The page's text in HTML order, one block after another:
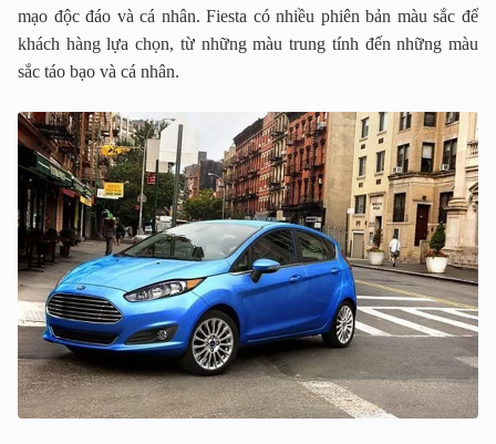
mạo độc đáo và cá nhân. Fiesta có nhiều phiên bản màu sắc để
khách hàng lựa chọn, từ những màu trung tính đến những màu
sắc táo bạo và cá nhân.